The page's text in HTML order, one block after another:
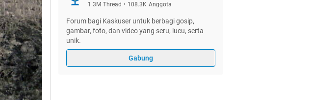
1.3M Thread • 108.3K Anggota
Forum bagi Kaskuser untuk berbagi gosip,
gambar, foto, dan video yang seru, lucu, serta
unik.
Gabung